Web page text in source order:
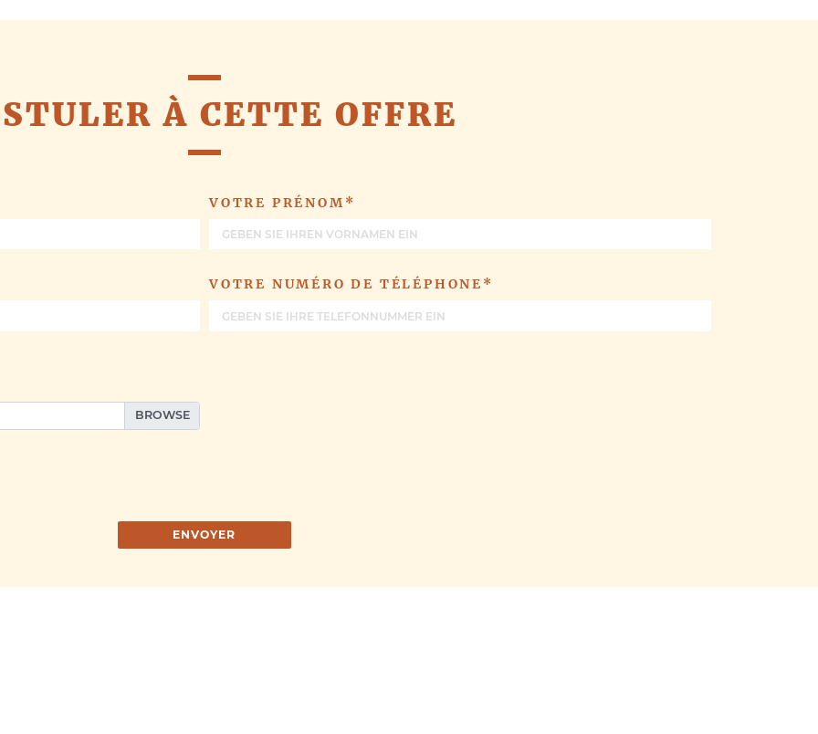
ANGEBOTE
À CETTE OFFRE
VOTRE PRÉNOM*
VOTRE NUMÉRO DE TÉLÉPHONE*
ENVOYER